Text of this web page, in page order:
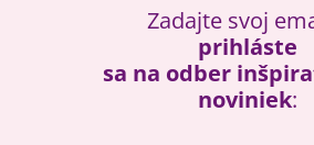
Zadajte svoj
prihláste
sa na odber
noviniek: